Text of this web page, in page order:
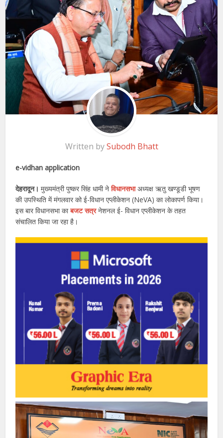
Written bySubodh Bhatt
e-vidhan application
देहरादून।मुख्यमंत्री पुष्कर सिंह धामी नेविधानसभाअध्यक्ष ऋतु खण्डूडी भूषण
की उपस्थिति में मंगलवार को ई-विधान एप्लीकेशन (NeVA) का लोकापर्ण किया।
इस बार विधानसभा काबजट सत्रनेशनल ई- विधान एप्लीकेशन के तहत
संचालित किया जा रहा है।